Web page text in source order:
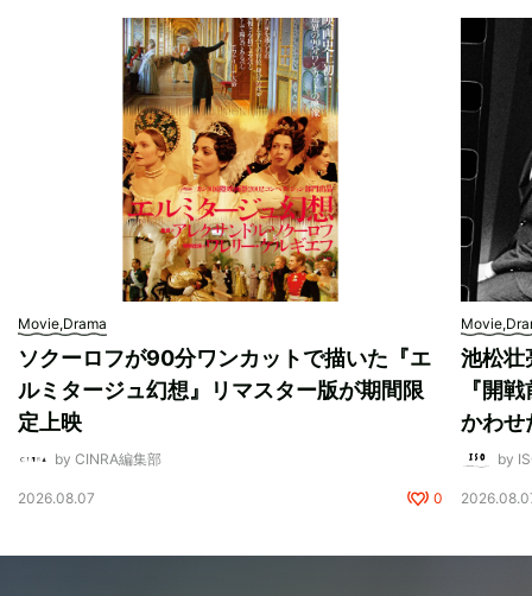
Movie,Drama
ソクーロフが90分ワンカットで描いた『エ
ルミタージュ幻想』リマスター版が期間限
定上映
by CINRA編集部
2026.08.07 0
池松壮
『開
かわせ
by